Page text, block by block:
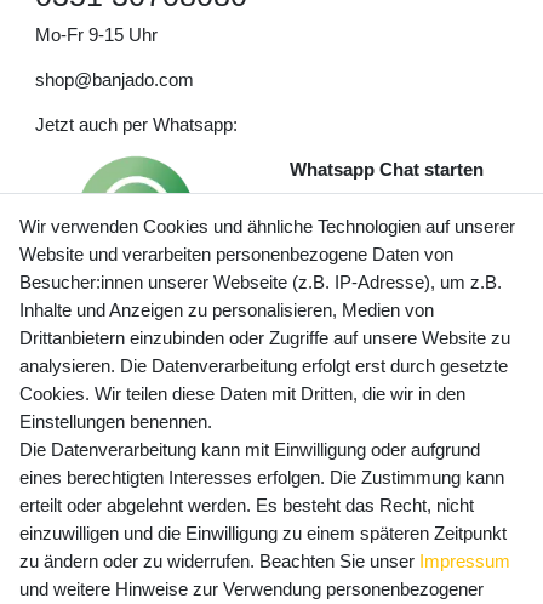
Mo-Fr 9-15 Uhr
shop@banjado.com
Jetzt auch per Whatsapp:
Whatsapp Chat starten
Preisangaben inkl. gesetzl. MwSt. und zzgl. Service- und
Versandkosten
Newsletter Anmeldung - Keine Angebote
mehr verpassen!
E-MAIL **
Newsletter
Honig
Wir verwenden Cookies und ähnliche Technologien auf unserer
Website und verarbeiten personenbezogene Daten von
Besucher:innen unserer Webseite (z.B. IP-Adresse), um z.B.
Inhalte und Anzeigen zu personalisieren, Medien von
Drittanbietern einzubinden oder Zugriffe auf unsere Website zu
analysieren. Die Datenverarbeitung erfolgt erst durch gesetzte
Cookies. Wir teilen diese Daten mit Dritten, die wir in den
Einstellungen benennen.
Die Datenverarbeitung kann mit Einwilligung oder aufgrund
eines berechtigten Interesses erfolgen. Die Zustimmung kann
erteilt oder abgelehnt werden. Es besteht das Recht, nicht
einzuwilligen und die Einwilligung zu einem späteren Zeitpunkt
zu ändern oder zu widerrufen. Beachten Sie unser Impressum
und weitere Hinweise zur Verwendung personenbezogener